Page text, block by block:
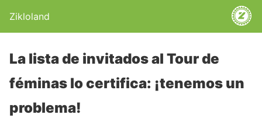
Zikloland
La lista de invitados al Tour de
féminas lo certifica: ¡tenemos un
problema!